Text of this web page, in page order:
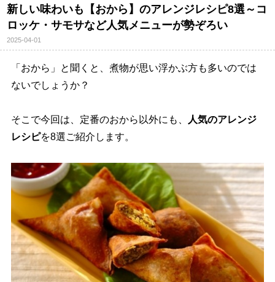
新しい味わいも【おから】のアレンジレシピ8選～コ
ロッケ・サモサなど人気メニューが勢ぞろい
2025-04-01
「おから」と聞くと、煮物が思い浮かぶ方も多いのでは
ないでしょうか？
そこで今回は、定番のおから以外にも、
人気のアレンジ
レシピを8選ご紹介します。